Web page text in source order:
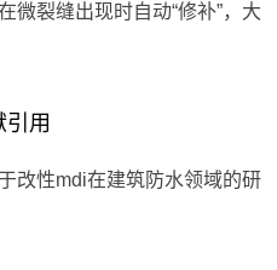
微裂缝出现时自动“修补”，大
用
改性mdi在建筑防水领域的研